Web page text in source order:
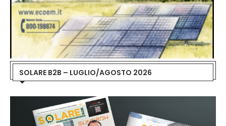
SOLARE B2B – LUGLIO/AGOSTO 2026